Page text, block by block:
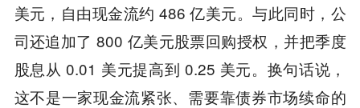
美元，自由现金流约 486 亿美元。与此同时，公
司还追加了 800 亿美元股票回购授权，并把季度
股息从 0.01 美元提高到 0.25 美元。换句话说，
这不是一家现金流紧张、需要靠债券市场续命的